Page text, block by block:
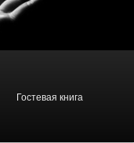
Гостевая книга